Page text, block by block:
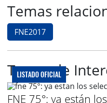
Temas
FNE2017
Te puede
LISTADO OFICIAL
FNE 75°: ya están